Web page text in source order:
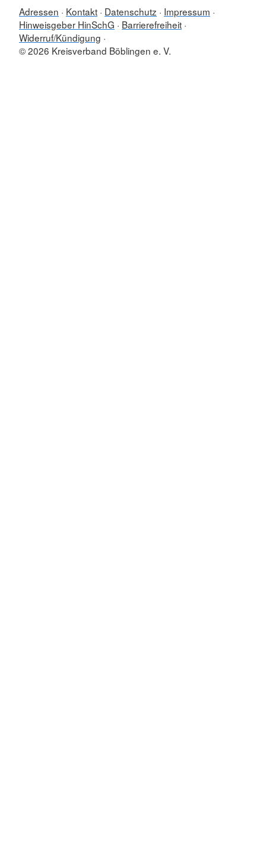
Adressen Kontakt Datenschutz
Impressum
Hinweisgeber HinSchG
Barrierefreiheit
Widerruf/Kündigung
© 2026 Kreisverband Böblingen e. V.